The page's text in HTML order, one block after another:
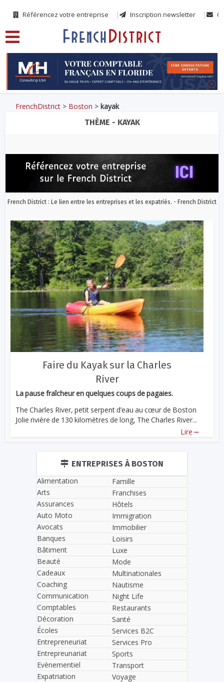
Référencez votre entreprise Inscription newsletter
FrenchDistrict > Boston >kayak
THÈME - KAYAK
French District : Le lien entre les entreprises et les expatriés. - French District
Faire du Kayak sur la Charles
River
La pause fraîcheur en quelques coups de pagaies.
The Charles River, petit serpent d’eau au cœur de Boston
Jolie rivière de 130 kilomètres de long, The Charles River...
Lire ...
ENTREPRISES À BOSTON
Alimentation
Arts
Assurances
Auto Moto
Avocats
Banques
Bâtiment
Beauté
Cadeaux
Coaching
Communication
Comptables
Décoration
Écoles
Entrepreneuriat
Entrepreunariat
Evènementiel
Expatriation
Famille
Franchises
Hôtels
Immigration
Immobilier
Loisirs
Luxe
Mode
Multinationales
Nautisme
Night Life
Restaurants
Santé
Services B2C
Services Pro
Sports
Transport
Voyage